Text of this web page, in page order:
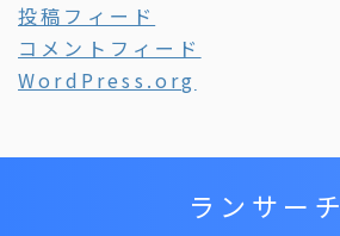
投稿フィード
コメントフィード
WordPress.org
ランサーチ